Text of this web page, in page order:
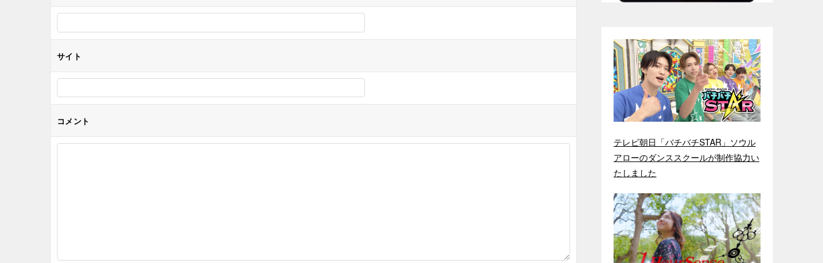
ン
サイト
コメント
テレビ朝日「バチバチSTAR」ソウル
アローのダンススクールが制作協力い
たしました